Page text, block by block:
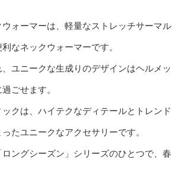
ウォーマーは、軽量なストレッチサーマル
なネックウォーマーです。
ユニークな生成りのデザインはヘルメッ
ごせます。
クは、ハイテクなディテールとトレンド
たユニークなアクセサリーです。
ロングシーズン」シリーズのひとつで、春